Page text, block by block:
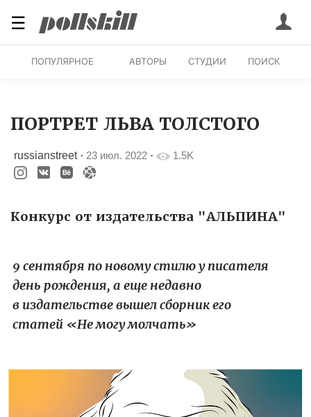
☰
ПОПУЛЯРНОЕ АВТОРЫ СТУДИИ ПОИСК
ПОРТРЕТ ЛЬВА ТОЛСТОГО
russianstreet· 23 июл. 2022 · 1.5K
Конкурс от издательства "АЛЬПИНА"
9 сентября по новому стилю у писателя
день рождения, а еще недавно
в издательстве вышел сборник его
статей «Не могу молчать»